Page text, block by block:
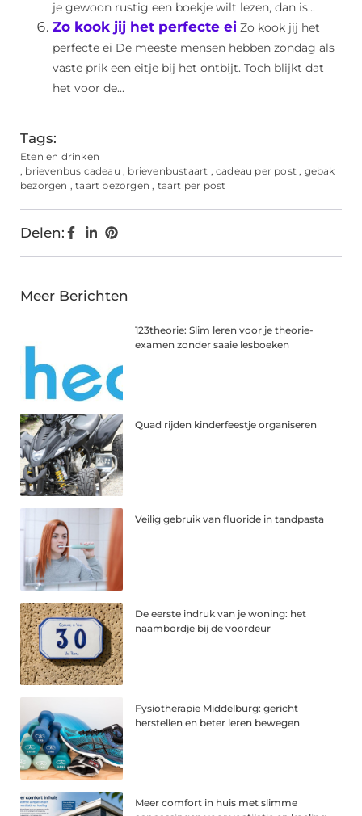
je gewoon rustig een boekje wilt lezen, dan is...
Zo kook jij het perfecte ei Zo kook jij het
perfecte ei De meeste mensen hebben zondag als
vaste prik een eitje bij het ontbijt. Toch blijkt dat
het voor de...
Tags:
Eten en drinken
, brievenbus cadeau , brievenbustaart ,cadeau per post , gebak
bezorgen ,taart bezorgen , taart per post
Delen:
Meer Berichten
123theorie: Slim leren voor je theorie-
examen zonder saaie lesboeken
Quad rijden kinderfeestje organiseren
Veilig gebruik van fluoride in tandpasta
De eerste indruk van je woning: het
naambordje bij de voordeur
Fysiotherapie Middelburg: gericht
herstellen en beter leren bewegen
Meer comfort in huis met slimme